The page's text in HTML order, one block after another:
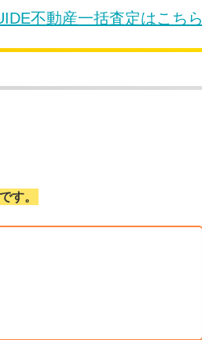
不動産一括査定はこちら
す。